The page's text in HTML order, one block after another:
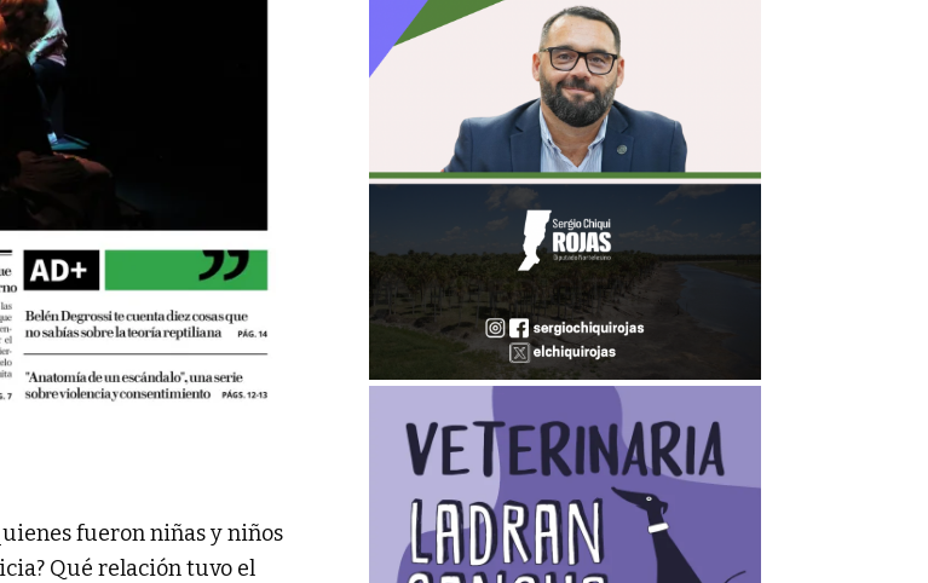
fueron niñas y niños
Qué relación tuvo el